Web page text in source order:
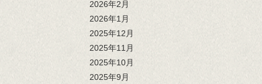
2026年2月
2026年1月
2025年12月
2025年11月
2025年10月
2025年9月